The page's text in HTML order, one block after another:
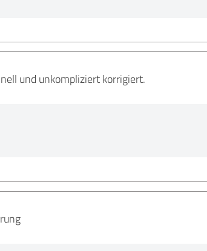
und unkompliziert korrigiert.